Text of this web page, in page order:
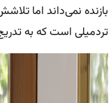
بازنده نمی‌داند اما
تردمیلی است که به